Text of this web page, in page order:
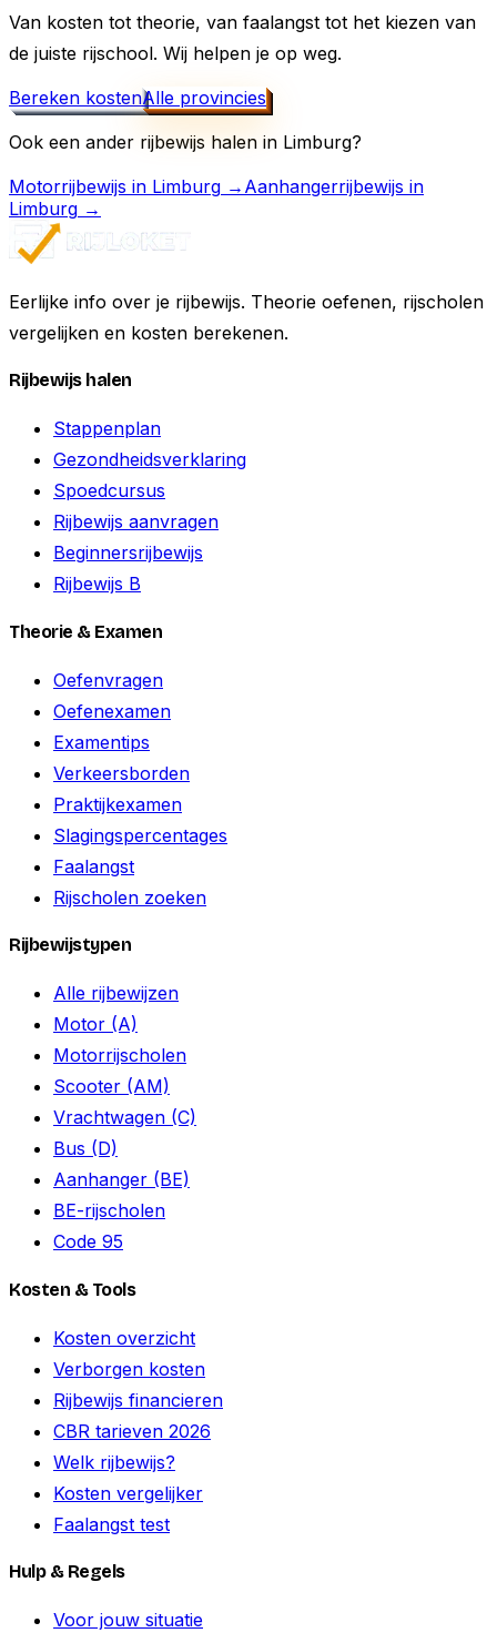
Van kosten tot theorie, van faalangst tot het kiezen van
de juiste rijschool. Wij helpen je op weg.
Bereken kostenAlle provincies
Ook een ander rijbewijs halen in Limburg?
Motorrijbewijs in Limburg → Aanhangerrijbewijs in
Limburg →
Eerlijke info over je rijbewijs. Theorie oefenen, rijscholen
vergelijken en kosten berekenen.
Rijbewijs halen
Stappenplan
Gezondheidsverklaring
Spoedcursus
Rijbewijs aanvragen
Beginnersrijbewijs
Rijbewijs B
Theorie & Examen
Oefenvragen
Oefenexamen
Examentips
Verkeersborden
Praktijkexamen
Slagingspercentages
Faalangst
Rijscholen zoeken
Rijbewijstypen
Alle rijbewijzen
Motor (A)
Motorrijscholen
Scooter (AM)
Vrachtwagen (C)
Bus (D)
Aanhanger (BE)
BE-rijscholen
Code 95
Kosten & Tools
Kosten overzicht
Verborgen kosten
Rijbewijs financieren
CBR tarieven 2026
Welk rijbewijs?
Kosten vergelijker
Faalangst test
Hulp & Regels
Voor jouw situatie